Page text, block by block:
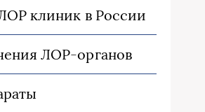
клиник в России
ЛОР-органов